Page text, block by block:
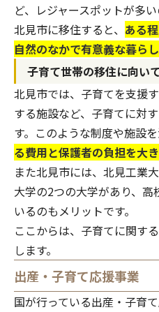
ど、レジャースポットが多い
北見市に移住すると、 ある
自然のなかで有意義な暮ら
子育て世帯の移住に向い
北見市では、子育てを支援
する施設など、子育てに対
す。このような制度や施設を
る費用と保護者の負担を大
また北見市には、北見工業
大学の2つの大学があり、
いるのもメリットです。
ここからは、子育てに関す
します。
出産・子育て応援事業
国が行っている出産・子育